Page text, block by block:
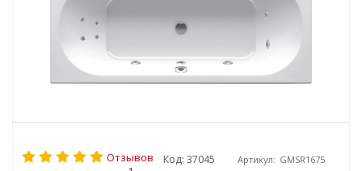
Отзывов
Код: 37045 Артикул: GMSR1675